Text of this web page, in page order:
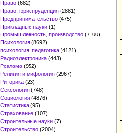
Право (682)
Право, юриспруденция (2881)
Предпринимательство (475)
Прикладные науки (1)
Промышленность, производство (7100)
Психология (8692)
психология, педагогика (4121)
Радиоэлектроника (443)
Реклама (952)
Религия и мифология (2967)
Риторика (23)
Сексология (748)
Социология (4876)
Статистика (95)
Страхование (107)
Строительные науки (7)
Строительство (2004)